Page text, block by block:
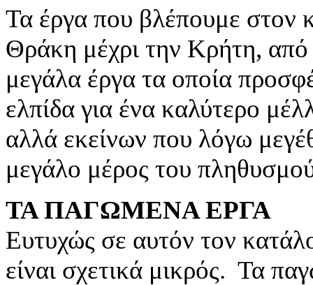
Τα έργα που βλέπουμε στον
Θράκη μέχρι την Κρήτη, από
μεγάλα έργα τα οποία
ελπίδα για ένα καλύτερο
αλλά εκείνων που λόγω
μεγάλο μέρος του
ΤΑ ΠΑΓΩΜΕΝΑ ΕΡΓΑ
Ευτυχώς σε αυτόν τον
είναι σχετικά μικρός. Τα